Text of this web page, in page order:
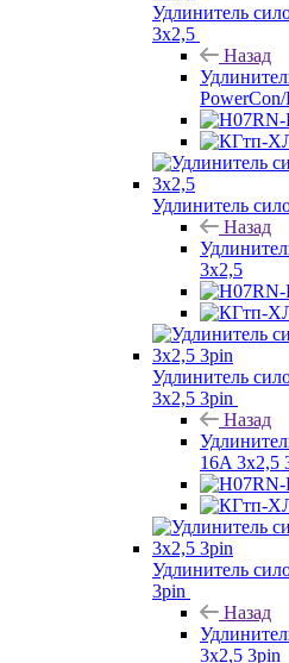
Удлинитель
3х2,5
Назад
Удлинитель
Назад
3х2,5
Удлинитель
3х2,5 3pin
Назад
16A 3х2,5
Удлинитель
3pin
Назад
3х2,5 3pin